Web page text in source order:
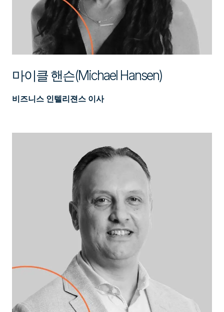
마이클 핸슨(Michael Hansen)
비즈니스 인텔리젼스 이사